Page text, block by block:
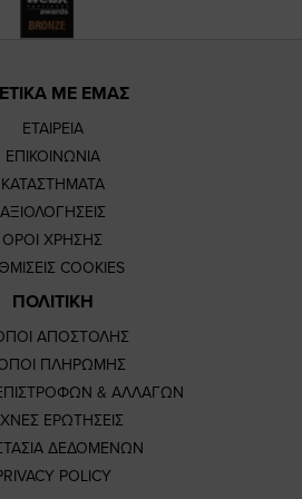
ΜΕ ΕΜΑΣ
ΕΤΑΙΡΕΙΑ
ΕΠΙΚΟΙΝΩΝΙΑ
ΚΑΤΑΣΤΗΜΑΤΑ
ΑΞΙΟΛΟΓΗΣΕΙΣ
ΟΡΟΙ ΧΡΗΣΗΣ
COOKIES
ΠΟΛΙΤΙΚΗ
ΑΠΟΣΤΟΛΗΣ
ΠΛΗΡΩΜΗΣ
& ΑΛΛΑΓΩΝ
ΕΡΩΤΗΣΕΙΣ
ΔΕΔΟΜΕΝΩΝ
POLICY